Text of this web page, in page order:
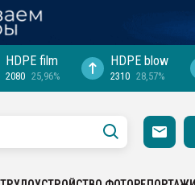
HDPE film
2080 25,96%
HDPE blow
2310 28,57%